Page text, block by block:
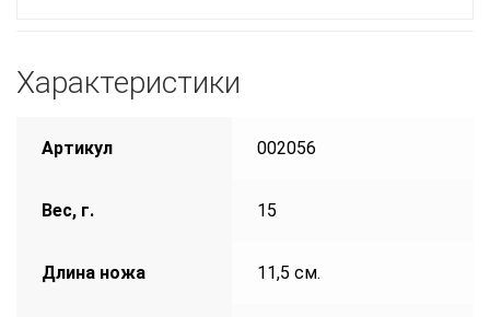
Характеристики
Артикул 002056
Вес, г. 15
Длина ножа 11,5 см.